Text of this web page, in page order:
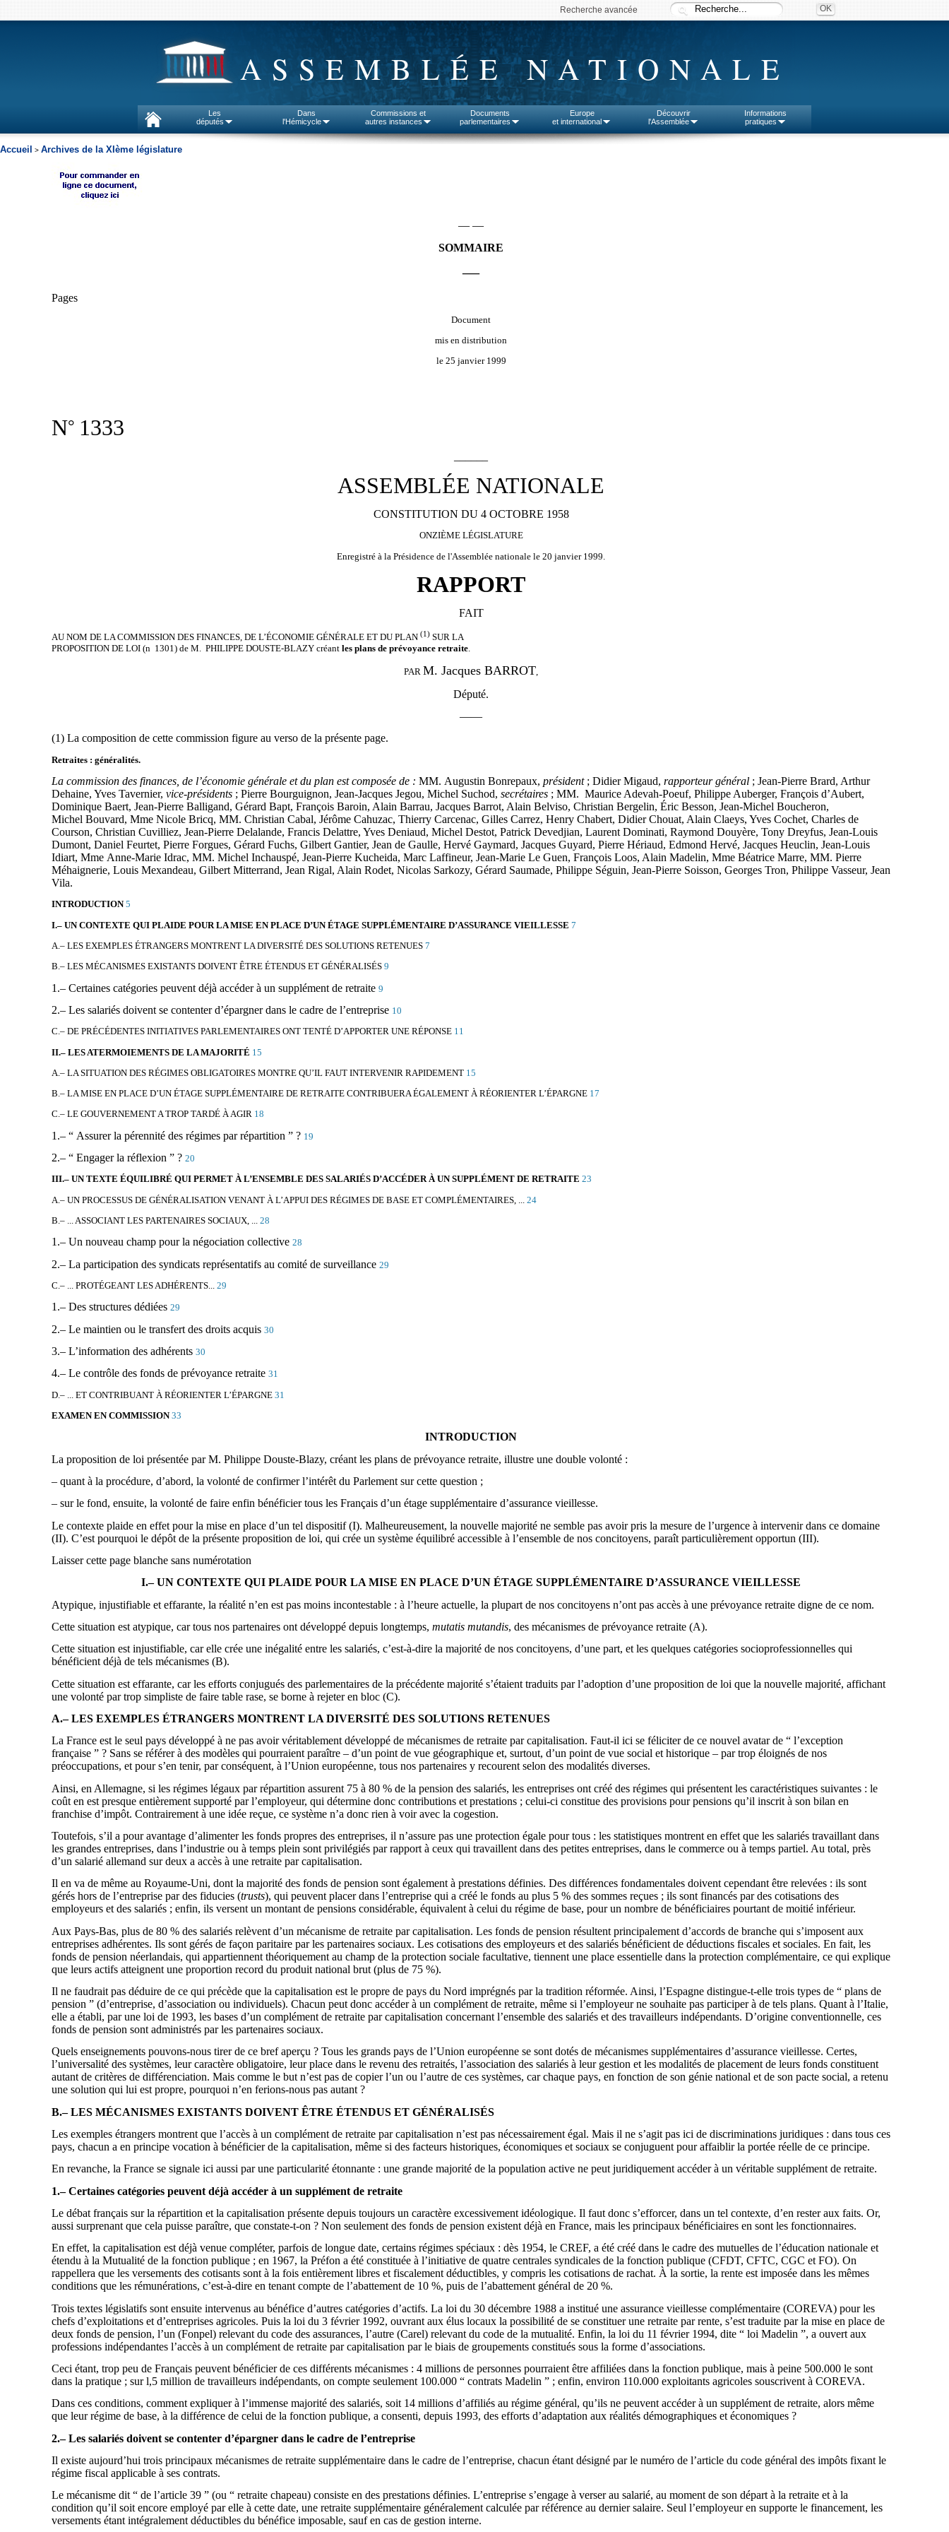
Recherche avancée
ASSEMBLÉE NATIONALE
Les
députés
Dans
l'Hémicycle
Commissions et
autres instances
Documents
parlementaires
Europe
et international
Découvrir
l'Assemblée
Informations
pratiques
Accueil > Archives de la XIème législature
— —
SOMMAIRE
—
Pages
Document
mis en distribution
le 25 janvier 1999
N° 1333
ASSEMBLÉE NATIONALE
CONSTITUTION DU 4 OCTOBRE 1958
ONZIÈME LÉGISLATURE
Enregistré à la Présidence de l'Assemblée nationale le 20 janvier 1999.
RAPPORT
FAIT
AU NOM DE LA COMMISSION DES FINANCES, DE L’ÉCONOMIE GÉNÉRALE ET DU PLAN (1)SUR LA
PROPOSITION DE LOI (n 1301) de M. PHILIPPE DOUSTE-BLAZYcréant les plans de prévoyance retraite.
PAR M. Jacques BARROT,
Député.
——
(1) La composition de cette commission figure au verso de la présente page.
Retraites : généralités.
La commission des finances, de l’économie générale et du plan est composée de : MM. Augustin Bonrepaux, président; Didier Migaud, rapporteur général; Jean-Pierre Brard, Arthur
Dehaine, Yves Tavernier, vice-présidents; Pierre Bourguignon, Jean-Jacques Jegou, Michel Suchod, secrétaires; MM. Maurice Adevah-Poeuf, Philippe Auberger, François d’Aubert,
Dominique Baert, Jean-Pierre Balligand, Gérard Bapt, François Baroin, Alain Barrau, Jacques Barrot, Alain Belviso, Christian Bergelin, Éric Besson, Jean-Michel Boucheron,
Michel Bouvard, Mme Nicole Bricq, MM. Christian Cabal, Jérôme Cahuzac, Thierry Carcenac, Gilles Carrez, Henry Chabert, Didier Chouat, Alain Claeys, Yves Cochet, Charles de
Courson, Christian Cuvilliez, Jean-Pierre Delalande, Francis Delattre, Yves Deniaud, Michel Destot, Patrick Devedjian, Laurent Dominati, Raymond Douyère, Tony Dreyfus, Jean-Louis
Dumont, Daniel Feurtet, Pierre Forgues, Gérard Fuchs, Gilbert Gantier, Jean de Gaulle, Hervé Gaymard, Jacques Guyard, Pierre Hériaud, Edmond Hervé, Jacques Heuclin, Jean-Louis
Idiart, Mme Anne-Marie Idrac, MM. Michel Inchauspé, Jean-Pierre Kucheida, Marc Laffineur, Jean-Marie Le Guen, François Loos, Alain Madelin, Mme Béatrice Marre, MM. Pierre
Méhaignerie, Louis Mexandeau, Gilbert Mitterrand, Jean Rigal, Alain Rodet, Nicolas Sarkozy, Gérard Saumade, Philippe Séguin, Jean-Pierre Soisson, Georges Tron, Philippe Vasseur, Jean
Vila.
INTRODUCTION 5
I.– UN CONTEXTE QUI PLAIDE POUR LA MISE EN PLACE D’UN ÉTAGE SUPPLÉMENTAIRE D’ASSURANCE VIEILLESSE 7
A.– LES EXEMPLES ÉTRANGERS MONTRENT LA DIVERSITÉ DES SOLUTIONS RETENUES 7
B.– LES MÉCANISMES EXISTANTS DOIVENT ÊTRE ÉTENDUS ET GÉNÉRALISÉS 9
1.– Certaines catégories peuvent déjà accéder à un supplément de retraite 9
2.– Les salariés doivent se contenter d’épargner dans le cadre de l’entreprise 10
C.– DE PRÉCÉDENTES INITIATIVES PARLEMENTAIRES ONT TENTÉ D’APPORTER UNE RÉPONSE 11
II.– LES ATERMOIEMENTS DE LA MAJORITÉ 15
A.– LA SITUATION DES RÉGIMES OBLIGATOIRES MONTRE QU’IL FAUT INTERVENIR RAPIDEMENT 15
B.– LA MISE EN PLACE D’UN ÉTAGE SUPPLÉMENTAIRE DE RETRAITE CONTRIBUERA ÉGALEMENT À RÉORIENTER L’ÉPARGNE 17
C.– LE GOUVERNEMENT A TROP TARDÉ À AGIR 18
1.– “ Assurer la pérennité des régimes par répartition ” ? 19
2.– “ Engager la réflexion ” ? 20
III.– UN TEXTE ÉQUILIBRÉ QUI PERMET À L’ENSEMBLE DES SALARIÉS D’ACCÉDER À UN SUPPLÉMENT DE RETRAITE 23
A.– UN PROCESSUS DE GÉNÉRALISATION VENANT À L’APPUI DES RÉGIMES DE BASE ET COMPLÉMENTAIRES, ...
24
B.– ... ASSOCIANT LES PARTENAIRES SOCIAUX, ... 28
1.– Un nouveau champ pour la négociation collective 28
2.– La participation des syndicats représentatifs au comité de surveillance 29
C.– ... PROTÉGEANT LES ADHÉRENTS... 29
1.– Des structures dédiées 29
2.– Le maintien ou le transfert des droits acquis 30
3.– L’information des adhérents 30
4.– Le contrôle des fonds de prévoyance retraite 31
D.– ... ET CONTRIBUANT À RÉORIENTER L’ÉPARGNE 31
EXAMEN EN COMMISSION 33
INTRODUCTION
La proposition de loi présentée par M. Philippe Douste-Blazy, créant les plans de prévoyance retraite, illustre une double volonté :
– quant à la procédure, d’abord, la volonté de confirmer l’intérêt du Parlement sur cette question ;
– sur le fond, ensuite, la volonté de faire enfin bénéficier tous les Français d’un étage supplémentaire d’assurance vieillesse.
Le contexte plaide en effet pour la mise en place d’un tel dispositif (I). Malheureusement, la nouvelle majorité ne semble pas avoir pris la mesure de l’urgence à intervenir dans ce domaine
(II). C’est pourquoi le dépôt de la présente proposition de loi, qui crée un système équilibré accessible à l’ensemble de nos concitoyens, paraît particulièrement opportun (III).
Laisser cette page blanche sans numérotation
I.– UN CONTEXTE QUI PLAIDE POUR LA MISE EN PLACE D’UN ÉTAGE SUPPLÉMENTAIRE D’ASSURANCE VIEILLESSE
Atypique, injustifiable et effarante, la réalité n’en est pas moins incontestable : à l’heure actuelle, la plupart de nos concitoyens n’ont pas accès à une prévoyance retraite digne de ce nom.
Cette situation est atypique, car tous nos partenaires ont développé depuis longtemps, mutatis mutandis, des mécanismes de prévoyance retraite (A).
Cette situation est injustifiable, car elle crée une inégalité entre les salariés, c’est-à-dire la majorité de nos concitoyens, d’une part, et les quelques catégories socioprofessionnelles qui
bénéficient déjà de tels mécanismes (B).
Cette situation est effarante, car les efforts conjugués des parlementaires de la précédente majorité s’étaient traduits par l’adoption d’une proposition de loi que la nouvelle majorité, affichant
une volonté par trop simpliste de faire table rase, se borne à rejeter en bloc (C).
A.– LES EXEMPLES ÉTRANGERS MONTRENT LA DIVERSITÉ DES SOLUTIONS RETENUES
La France est le seul pays développé à ne pas avoir véritablement développé de mécanismes de retraite par capitalisation. Faut-il ici se féliciter de ce nouvel avatar de “ l’exception
française ” ? Sans se référer à des modèles qui pourraient paraître – d’un point de vue géographique et, surtout, d’un point de vue social et historique – par trop éloignés de nos
préoccupations, et pour s’en tenir, par conséquent, à l’Union européenne, tous nos partenaires y recourent selon des modalités diverses.
Ainsi, en Allemagne, si les régimes légaux par répartition assurent 75 à 80 % de la pension des salariés, les entreprises ont créé des régimes qui présentent les caractéristiques suivantes : le
coût en est presque entièrement supporté par l’employeur, qui détermine donc contributions et prestations ; celui-ci constitue des provisions pour pensions qu’il inscrit à son bilan en
franchise d’impôt. Contrairement à une idée reçue, ce système n’a donc rien à voir avec la cogestion.
Toutefois, s’il a pour avantage d’alimenter les fonds propres des entreprises, il n’assure pas une protection égale pour tous : les statistiques montrent en effet que les salariés travaillant dans
les grandes entreprises, dans l’industrie ou à temps plein sont privilégiés par rapport à ceux qui travaillent dans des petites entreprises, dans le commerce ou à temps partiel. Au total, près
d’un salarié allemand sur deux a accès à une retraite par capitalisation.
Il en va de même au Royaume-Uni, dont la majorité des fonds de pension sont également à prestations définies. Des différences fondamentales doivent cependant être relevées : ils sont
gérés hors de l’entreprise par des fiducies (trusts), qui peuvent placer dans l’entreprise qui a créé le fonds au plus 5 % des sommes reçues ; ils sont financés par des cotisations des
employeurs et des salariés ; enfin, ils versent un montant de pensions considérable, équivalent à celui du régime de base, pour un nombre de bénéficiaires pourtant de moitié inférieur.
Aux Pays-Bas, plus de 80 % des salariés relèvent d’un mécanisme de retraite par capitalisation. Les fonds de pension résultent principalement d’accords de branche qui s’imposent aux
entreprises adhérentes. Ils sont gérés de façon paritaire par les partenaires sociaux. Les cotisations des employeurs et des salariés bénéficient de déductions fiscales et sociales. En fait, les
fonds de pension néerlandais, qui appartiennent théoriquement au champ de la protection sociale facultative, tiennent une place essentielle dans la protection complémentaire, ce qui explique
que leurs actifs atteignent une proportion record du produit national brut (plus de 75 %).
Il ne faudrait pas déduire de ce qui précède que la capitalisation est le propre de pays du Nord imprégnés par la tradition réformée. Ainsi, l’Espagne distingue-t-elle trois types de “ plans de
pension ” (d’entreprise, d’association ou individuels). Chacun peut donc accéder à un complément de retraite, même si l’employeur ne souhaite pas participer à de tels plans. Quant à l’Italie,
elle a établi, par une loi de 1993, les bases d’un complément de retraite par capitalisation concernant l’ensemble des salariés et des travailleurs indépendants. D’origine conventionnelle, ces
fonds de pension sont administrés par les partenaires sociaux.
Quels enseignements pouvons-nous tirer de ce bref aperçu ? Tous les grands pays de l’Union européenne se sont dotés de mécanismes supplémentaires d’assurance vieillesse. Certes,
l’universalité des systèmes, leur caractère obligatoire, leur place dans le revenu des retraités, l’association des salariés à leur gestion et les modalités de placement de leurs fonds constituent
autant de critères de différenciation. Mais comme le but n’est pas de copier l’un ou l’autre de ces systèmes, car chaque pays, en fonction de son génie national et de son pacte social, a retenu
une solution qui lui est propre, pourquoi n’en ferions-nous pas autant ?
B.– LES MÉCANISMES EXISTANTS DOIVENT ÊTRE ÉTENDUS ET GÉNÉRALISÉS
Les exemples étrangers montrent que l’accès à un complément de retraite par capitalisation n’est pas nécessairement égal. Mais il ne s’agit pas ici de discriminations juridiques : dans tous ces
pays, chacun a en principe vocation à bénéficier de la capitalisation, même si des facteurs historiques, économiques et sociaux se conjuguent pour affaiblir la portée réelle de ce principe.
En revanche, la France se signale ici aussi par une particularité étonnante : une grande majorité de la population active ne peut juridiquement accéder à un véritable supplément de retraite.
1.– Certaines catégories peuvent déjà accéder à un supplément de retraite
Le débat français sur la répartition et la capitalisation présente depuis toujours un caractère excessivement idéologique. Il faut donc s’efforcer, dans un tel contexte, d’en rester aux faits. Or,
aussi surprenant que cela puisse paraître, que constate-t-on ? Non seulement des fonds de pension existent déjà en France, mais les principaux bénéficiaires en sont les fonctionnaires.
En effet, la capitalisation est déjà venue compléter, parfois de longue date, certains régimes spéciaux : dès 1954, le CREF, a été créé dans le cadre des mutuelles de l’éducation nationale et
étendu à la Mutualité de la fonction publique ; en 1967, la Préfon a été constituée à l’initiative de quatre centrales syndicales de la fonction publique (CFDT, CFTC, CGC et FO). On
rappellera que les versements des cotisants sont à la fois entièrement libres et fiscalement déductibles, y compris les cotisations de rachat. À la sortie, la rente est imposée dans les mêmes
conditions que les rémunérations, c’est-à-dire en tenant compte de l’abattement de 10 %, puis de l’abattement général de 20 %.
Trois textes législatifs sont ensuite intervenus au bénéfice d’autres catégories d’actifs. La loi du 30 décembre 1988 a institué une assurance vieillesse complémentaire (COREVA) pour les
chefs d’exploitations et d’entreprises agricoles. Puis la loi du 3 février 1992, ouvrant aux élus locaux la possibilité de se constituer une retraite par rente, s’est traduite par la mise en place de
deux fonds de pension, l’un (Fonpel) relevant du code des assurances, l’autre (Carel) relevant du code de la mutualité. Enfin, la loi du 11 février 1994, dite “ loi Madelin ”, a ouvert aux
professions indépendantes l’accès à un complément de retraite par capitalisation par le biais de groupements constitués sous la forme d’associations.
Ceci étant, trop peu de Français peuvent bénéficier de ces différents mécanismes : 4 millions de personnes pourraient être affiliées dans la fonction publique, mais à peine 500.000 le sont
dans la pratique ; sur l,5 million de travailleurs indépendants, on compte seulement 100.000 “ contrats Madelin ” ; enfin, environ 110.000 exploitants agricoles souscrivent à COREVA.
Dans ces conditions, comment expliquer à l’immense majorité des salariés, soit 14 millions d’affiliés au régime général, qu’ils ne peuvent accéder à un supplément de retraite, alors même
que leur régime de base, à la différence de celui de la fonction publique, a consenti, depuis 1993, des efforts d’adaptation aux réalités démographiques et économiques ?
2.– Les salariés doivent se contenter d’épargner dans le cadre de l’entreprise
Il existe aujourd’hui trois principaux mécanismes de retraite supplémentaire dans le cadre de l’entreprise, chacun étant désigné par le numéro de l’article du code général des impôts fixant le
régime fiscal applicable à ses contrats.
Le mécanisme dit “ de l’article 39 ” (ou “ retraite chapeau) consiste en des prestations définies. L’entreprise s’engage à verser au salarié, au moment de son départ à la retraite et à la
condition qu’il soit encore employé par elle à cette date, une retraite supplémentaire généralement calculée par référence au dernier salaire. Seul l’employeur en supporte le financement, les
versements étant intégralement déductibles du bénéfice imposable, sauf en cas de gestion interne.